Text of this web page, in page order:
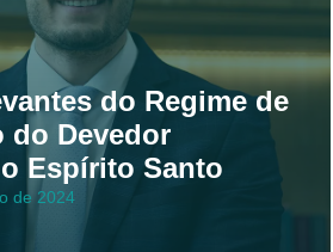
do Regime de
do Devedor
Espírito Santo
de 2024